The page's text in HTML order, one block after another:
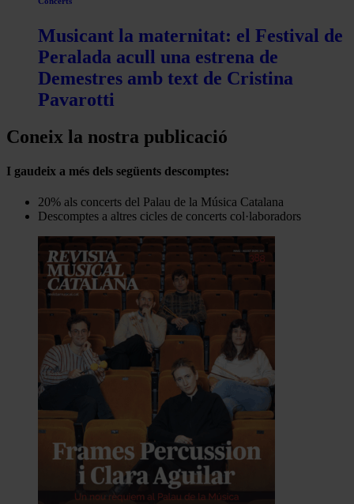
Musicant la maternitat: el Festival de
Peralada acull una estrena de
Demestres amb text de Cristina
Pavarotti
Coneix la nostra publicació
I gaudeix a més dels següents descomptes:
20% als concerts del Palau de la Música Catalana
Descomptes a altres cicles de concerts col·laboradors